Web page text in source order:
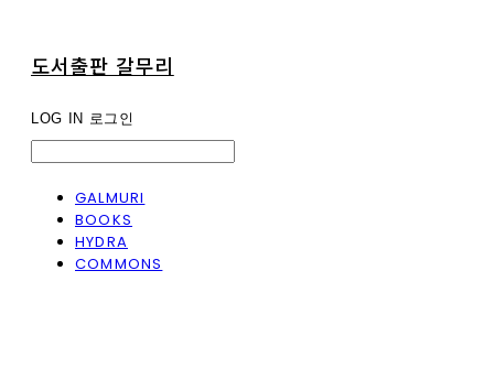
도서출판 갈무리
LOG IN 로그인
GALMURI
BOOKS
HYDRA
COMMONS